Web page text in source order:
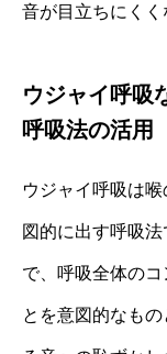
音が目立ちにくく
ウジャイ呼吸
呼吸法の活用
ウジャイ呼吸は
図的に出す呼吸
で、呼吸全体の
とを意図的なも